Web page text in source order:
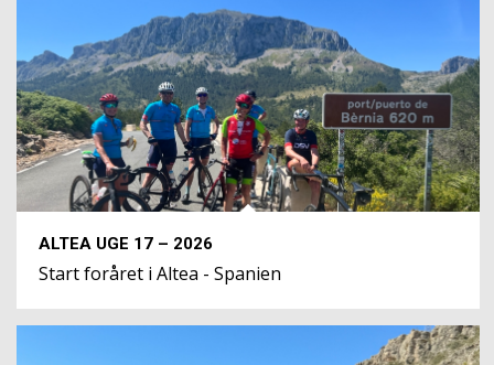
ALTEA UGE 17 – 2026
Start foråret i Altea - Spanien